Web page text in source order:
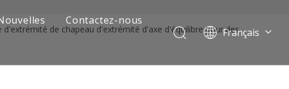
Contactez-nous
Français
Pусский
d'extrémité de chapeau d'extrémité d'axe d'équilibre pour des